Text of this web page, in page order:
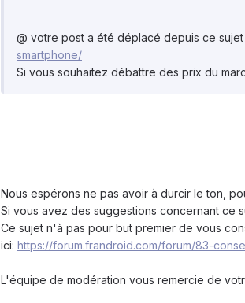
@ votre post a été déplacé depuis ce sujet
smartphone/
Si vous souhaitez débattre des prix du
Nous espérons ne pas avoir à durcir le ton,
Si vous avez des suggestions concernant ce
Ce sujet n'à pas pour but premier de vous
ici: https://forum.frandroid.com/forum/83-
L'équipe de modération vous remercie de